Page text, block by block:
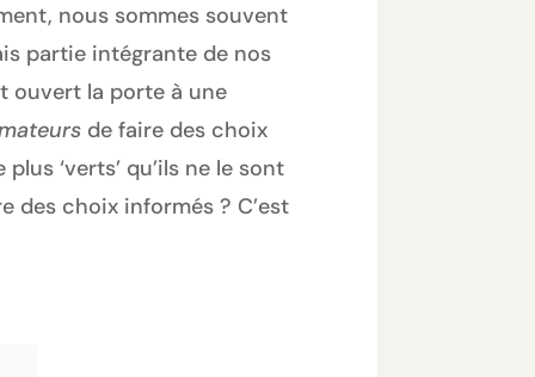
nous sommes souvent
partie intégrante de nos
ouvert la porte à une
de faire des choix
‘verts’ qu’ils ne le sont
des choix informés ? C’est